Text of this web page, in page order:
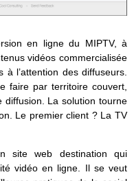
en ligne du MIPTV, à
vidéos commercialisée
à l’attention des diffuseurs.
faire par territoire couvert,
La solution tourne
Le premier client ? La TV
site web destination qui
vidéo en ligne. Il se veut